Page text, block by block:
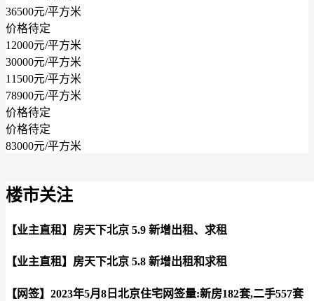
36500元/平方米
价格待定
12000元/平方米
30000元/平方米
11500元/平方米
78900元/平方米
价格待定
价格待定
83000元/平方米
楼市关注
【业主直租】房天下北京 5.9 新增出租、求租
【业主直租】房天下北京 5.8 新增出租和求租
【网签】2023年5月8日北京住宅网签量:新房182套,二手557套